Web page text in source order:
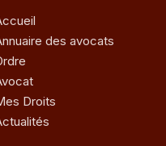
des avocats
Droits